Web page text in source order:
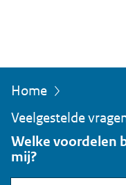
bevindt
zich
hier:
Home
Veelgestelde
Welke voordelen
mij?